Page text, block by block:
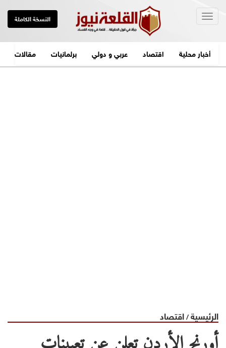
النسخة الكاملة
أخبار محلية اقتصاد عربي و دولي برلمانيات مقالات
الرئيسية/اقتصاد